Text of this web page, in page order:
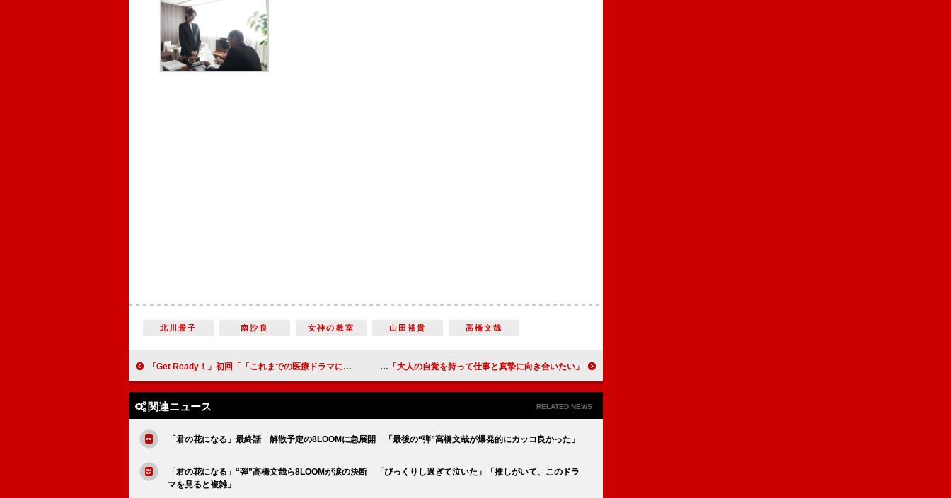
北川景子 南沙良 女神の教室 山田裕貴 高橋文哉
「Get Ready！」初回「「これまでの医療ドラマにあまりないタイプ」 “エース”妻夫木聡と“ジョーカー”藤原竜也のコンビが「新鮮」 ジャニーズ事務所が17年ぶりに成人式を開催 道枝駿佑「大人の自覚を持って仕事と真摯に向き合いたい」
関連ニュース RELATED NEWS
「君の花になる」最終話 解散予定の8LOOMに急展開 「最後の“弾”高橋文哉が爆発的にカッコ良かった」
「君の花になる」“弾”高橋文哉ら8LOOMが涙の決断 「びっくりし過ぎて泣いた」「推しがいて、このドラ
マを見ると複雑」